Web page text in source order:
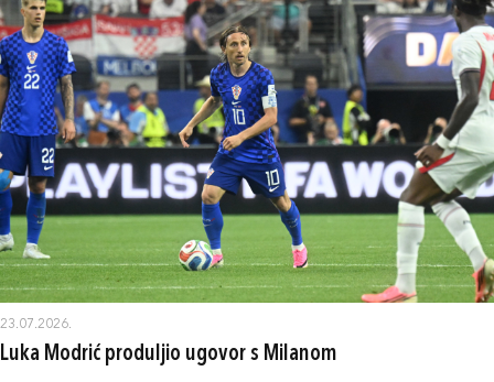
23.07.2026.
Luka Modrić produljio ugovor s Milanom